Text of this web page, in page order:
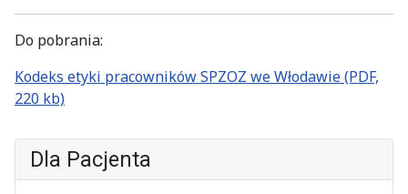
Dla Pacjenta
Do pobrania:
Kodeks etyki pracowników SPZOZ we Włodawie (PDF,
220 kb)